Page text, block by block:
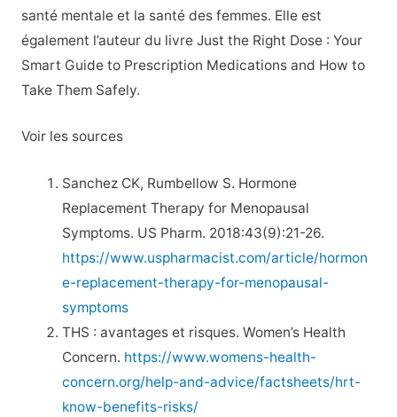
santé mentale et la santé des femmes. Elle est
également l’auteur du livre Just the Right Dose : Your
Smart Guide to Prescription Medications and How to
Take Them Safely.
Voir les sources
Sanchez CK, Rumbellow S. Hormone
Replacement Therapy for Menopausal
Symptoms. US Pharm. 2018:43(9):21-26.
https://www.uspharmacist.com/article/hormon
e-replacement-therapy-for-menopausal-
symptoms
THS : avantages et risques. Women’s Health
Concern. https://www.womens-health-
concern.org/help-and-advice/factsheets/hrt-
know-benefits-risks/